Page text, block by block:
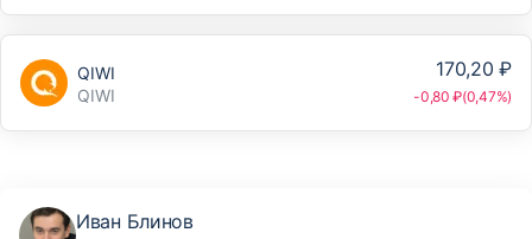
QIWI
QIWI
170,20 ₽
-0,80 ₽(0,47%)
Иван Блинов